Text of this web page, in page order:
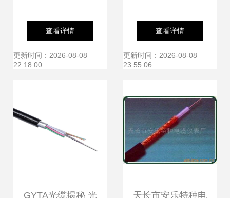
GYDTS-96B1室外
架空管道光缆的卓
查看详情
更新时间：2026-08-08
22:18:00
聚纤缆全系产品、
价格与厂商一站式
查看详情
更新时间：2026-08-08
23:55:06
GYTA光缆揭秘 光 天长市安乐特种电